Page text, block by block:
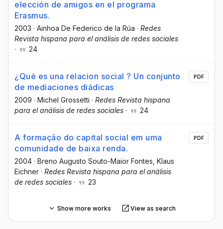
elección de amigos en el programa
Erasmus.
2003 · Ainhoa De Federico de la Rúa · Redes
Revista hispana para el análisis de redes sociales
·
24
¿Qué es una relacion social ? Un conjunto
de mediaciones diádicas
2009 · Michel Grossetti · Redes Revista hispana
para el análisis de redes sociales · 24
PDF
A formação do capital social em uma
comunidade de baixa renda.
2004 · Breno Augusto Souto-Maior Fontes , Klaus
Eichner · Redes Revista hispana para el análisis
de redes sociales · 23
PDF
Show more works View as search